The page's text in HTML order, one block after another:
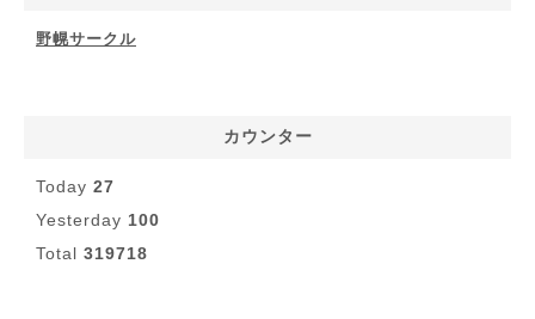
野幌サークル
カウンター
Today 27
Yesterday 100
Total 319718